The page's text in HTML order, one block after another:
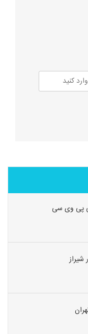
پی وی سی